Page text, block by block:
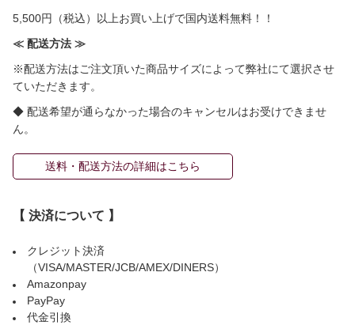
5,500円（税込）以上お買い上げで国内送料無料！！
≪ 配送方法 ≫
※配送方法はご注文頂いた商品サイズによって弊社にて選択させ
ていただきます。
◆ 配送希望が通らなかった場合のキャンセルはお受けできませ
ん。
送料・配送方法の詳細はこちら
【 決済について 】
クレジット決済
（VISA/MASTER/JCB/AMEX/DINERS）
Amazonpay
PayPay
代金引換